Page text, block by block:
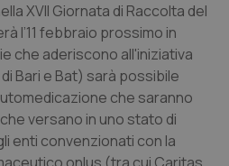
XVII Giornata di Raccolta del
l’11 febbraio prossimo in
che aderiscono all'iniziativa
Bari e Bat) sarà possibile
che saranno
versano in uno stato di
enti convenzionati con la